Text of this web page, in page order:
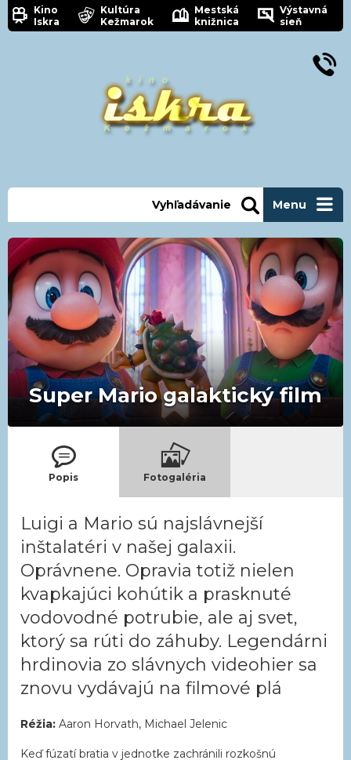
Kino
Iskra
Kultúra
Kežmarok
Mestská
knižnica
Výstavná
sieň
Menu
Vyhľadávanie
Super Mario galaktický film
Popis Fotogaléria
Luigi a Mario sú najslávnejší
inštalatéri v našej galaxii.
Oprávnene. Opravia totiž nielen
kvapkajúci kohútik a prasknuté
vodovodné potrubie, ale aj svet,
ktorý sa rúti do záhuby. Legendárni
hrdinovia zo slávnych videohier sa
znovu vydávajú na filmové plá
Réžia: Aaron Horvath, Michael Jelenic
Keď fúzatí bratia v jednotke zachránili rozkošnú